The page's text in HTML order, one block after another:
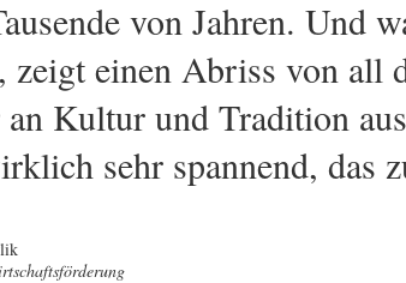
von Jahren. Und
zeigt einen Abriss von all
an Kultur und Tradition
sehr spannend, das